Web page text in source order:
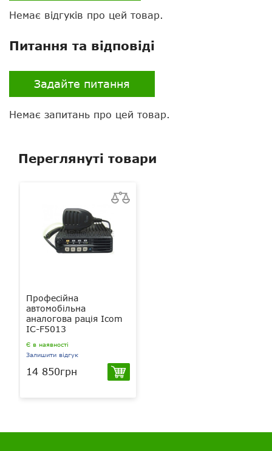
VOX немає
Екран є
Клавіатура є
Тангента звичайна
Немає відгуків про цей товар.
Питання та відповіді
Задайте питання
Немає запитань про цей товар.
Переглянуті товари
Професійна
автомобільна
аналогова рація Icom
IC-F5013
Є в наявності
Залишити відгук
14 850грн